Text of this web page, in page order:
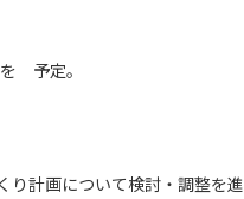
予定。
り計画について検討・調整を進